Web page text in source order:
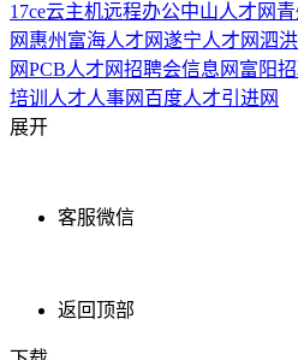
17ce云主机远程办公中山人才网
网 惠州富海人才网遂宁人才网泗
网PCB人才网招聘会信息网 富阳
培训 人才人事网 百度人才引进网
展开
客服微信
返回顶部